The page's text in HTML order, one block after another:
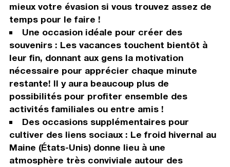
mieux votre évasion si vous trouvez assez de
temps pour le faire !
Une occasion idéale pour créer des
souvenirs : Les vacances touchent bientôt à
leur fin, donnant aux gens la motivation
nécessaire pour apprécier chaque minute
restante! Il y aura beaucoup plus de
possibilités pour profiter ensemble des
activités familiales ou entre amis !
Des occasions supplémentaires pour
cultiver des liens sociaux : Le froid hivernal au
Maine (États-Unis) donne lieu à une
atmosphère très conviviale autour des